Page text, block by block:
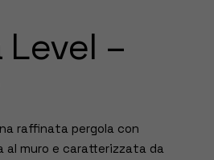
–
raffinata pergola con
al muro e caratterizzata da